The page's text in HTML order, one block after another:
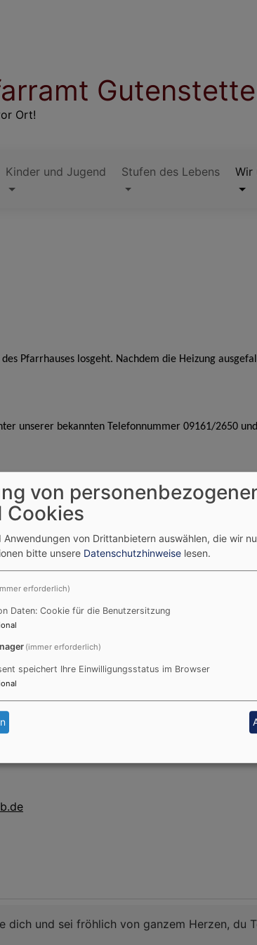
Ort!
Kinder und Jugend Stufen des Lebens Wir
Pfarrhauses losgeht. Nachdem die Heizung
unserer bekannten Telefonnummer 09161/2650
Gutenstetten mit den
Gutenstetten) und die Ev.-Luth.
Uhrundfreitags von 8.30 bis 12.30 Uhr
sich in dieser Zeit gerne um Ihre
dich und sei fröhlich von ganzem Herzen, du
von
Cookies
Anwendungen von Drittanbietern auswählen, die wir
bitte unsere Datenschutzhinweise lesen.
erforderlich)
Daten: Cookie für die Benutzersitzung
(immer erforderlich)
speichert Ihre Einwilligungsstatus im Browser